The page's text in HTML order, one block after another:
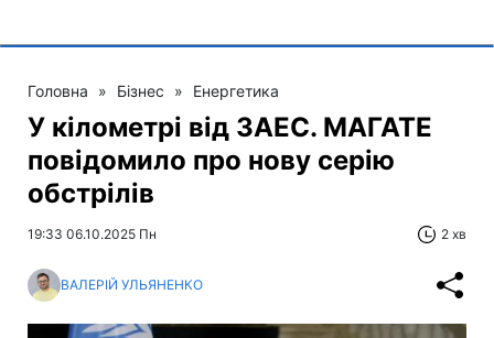
Головна » Бізнес » Енергетика
У кілометрі від ЗАЕС. МАГАТЕ
повідомило про нову серію
обстрілів
19:33 06.10.2025 Пн 2 хв
ВАЛЕРІЙ УЛЬЯНЕНКО